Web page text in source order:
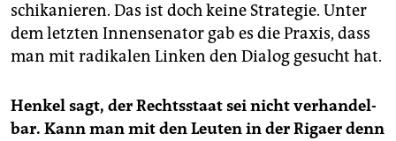
schi­ka­nie­ren. Das ist doch keine Stra­te­gie. Unter
dem letz­ten In­nen­se­na­tor gab es die Pra­xis, dass
man mit ra­di­ka­len Lin­ken den Dia­log ge­sucht hat.
Hen­kel sagt, der Rechts­staat sei nicht ver­han­del­
bar. Kann man mit den Leu­ten in der Ri­ga­er denn